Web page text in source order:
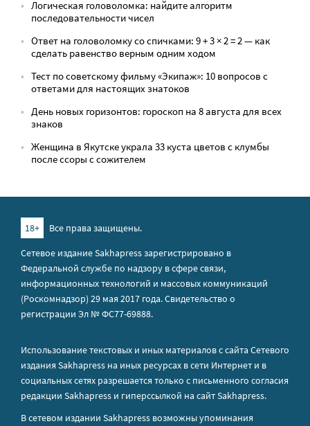
Логическая головоломка: найдите алгоритм
последовательности чисел
Ответ на головоломку со спичками: 9 + 3 × 2 = 2 — как
сделать равенство верным одним ходом
Тест по советскому фильму «Экипаж»: 10 вопросов с
ответами для настоящих знатоков
День новых горизонтов: гороскоп на 8 августа для всех
знаков
Женщина в Якутске украла 33 куста цветов с клумбы
после ссоры с сожителем
18+
Все права защищены.
Сетевое издание Sakhapress зарегистрировано в
Федеральной службе по надзору в сфере связи,
информационных технологий и массовых коммуникаций
(Роскомнадзор) 29 мая 2017 года. Свидетельство о
регистрации Эл № ФС77-69888.
Использование текстовых и иных материалов с сайта Сетевого
издания Sakhapress на иных ресурсах в сети Интернет и в
социальных сетях разрешается только с письменного согласия
редакции Sakhapress и гиперссылкой на сайт Sakhapress.
В сетевом издании Sakhapress возможны упоминания